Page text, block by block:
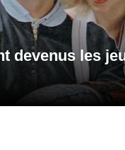
devenus les